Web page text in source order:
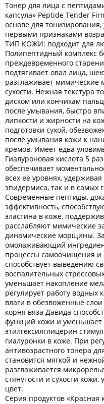
Тонер для лица с
капсула» Peptide Tender
основе для
первыми признаками
ТИП КОЖИ: подходит для
Полипептидный комплекс
преждевременного
подтягивает овал лица,
разглаживает
сухости. Нежная текстура
диском или кончикам
после умывания, быстро
липкости и жирности на
подготовки сухой,
после умывания кожи к
кремов. Имеет едва
Гиалуроновая кислота 5
обеспечивает
всех её уровнях,
эпидермиса, так и в самых
Современные пептиды,
эффективность,
эластина в коже,
расслабляют мимические
динамические морщины.
омолаживающий
процессы самоочищения и
способствует выведению
воспалительных
уменьшает накопление
регулирует работу водных
влаги в обезвоженные
корня вяза Давида
функций кожи и уменьшает
этилгексилглицерин
гиалуронки в коже. При
антивозрастного тонера
становится мягкой и
разглаживается
стянутости и сухости
цвет.
Серия продуктов «Красная